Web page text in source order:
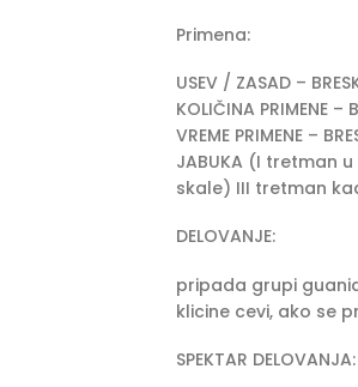
Primena:
USEV / ZASAD –
KOLIČINA PRIMENE
VREME PRIMENE
JABUKA (I tretman
skale) III tretman
DELOVANJE:
pripada grupi
klicine cevi, ako se
SPEKTAR DELOVANJA: